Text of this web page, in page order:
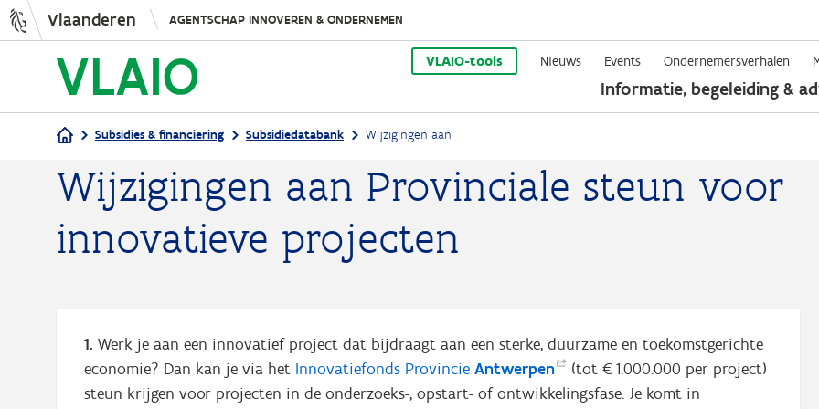
Overslaan
en
naar
de
Vlaanderen AGENTSCHAP INNOVEREN & ONDERNEMEN
VLAIO-tools Nieuws Events Ondernemersverhalen
Informatie, begeleiding &
Kruimelpad
Subsidies & financiering Subsidiedatabank Wijzigingen aan
Wijzigingen aan Provinciale steun voor
innovatieve projecten
1. Werk je aan een innovatief project dat bijdraagt aan een sterke, duurzame en toekomstgerichte
economie? Dan kan je via het Innovatiefonds Provincie Antwerpen
(tot € 1.000.000 per project)
steun krijgen voor projecten in de onderzoeks-, opstart- of ontwikkelingsfase. Je komt in